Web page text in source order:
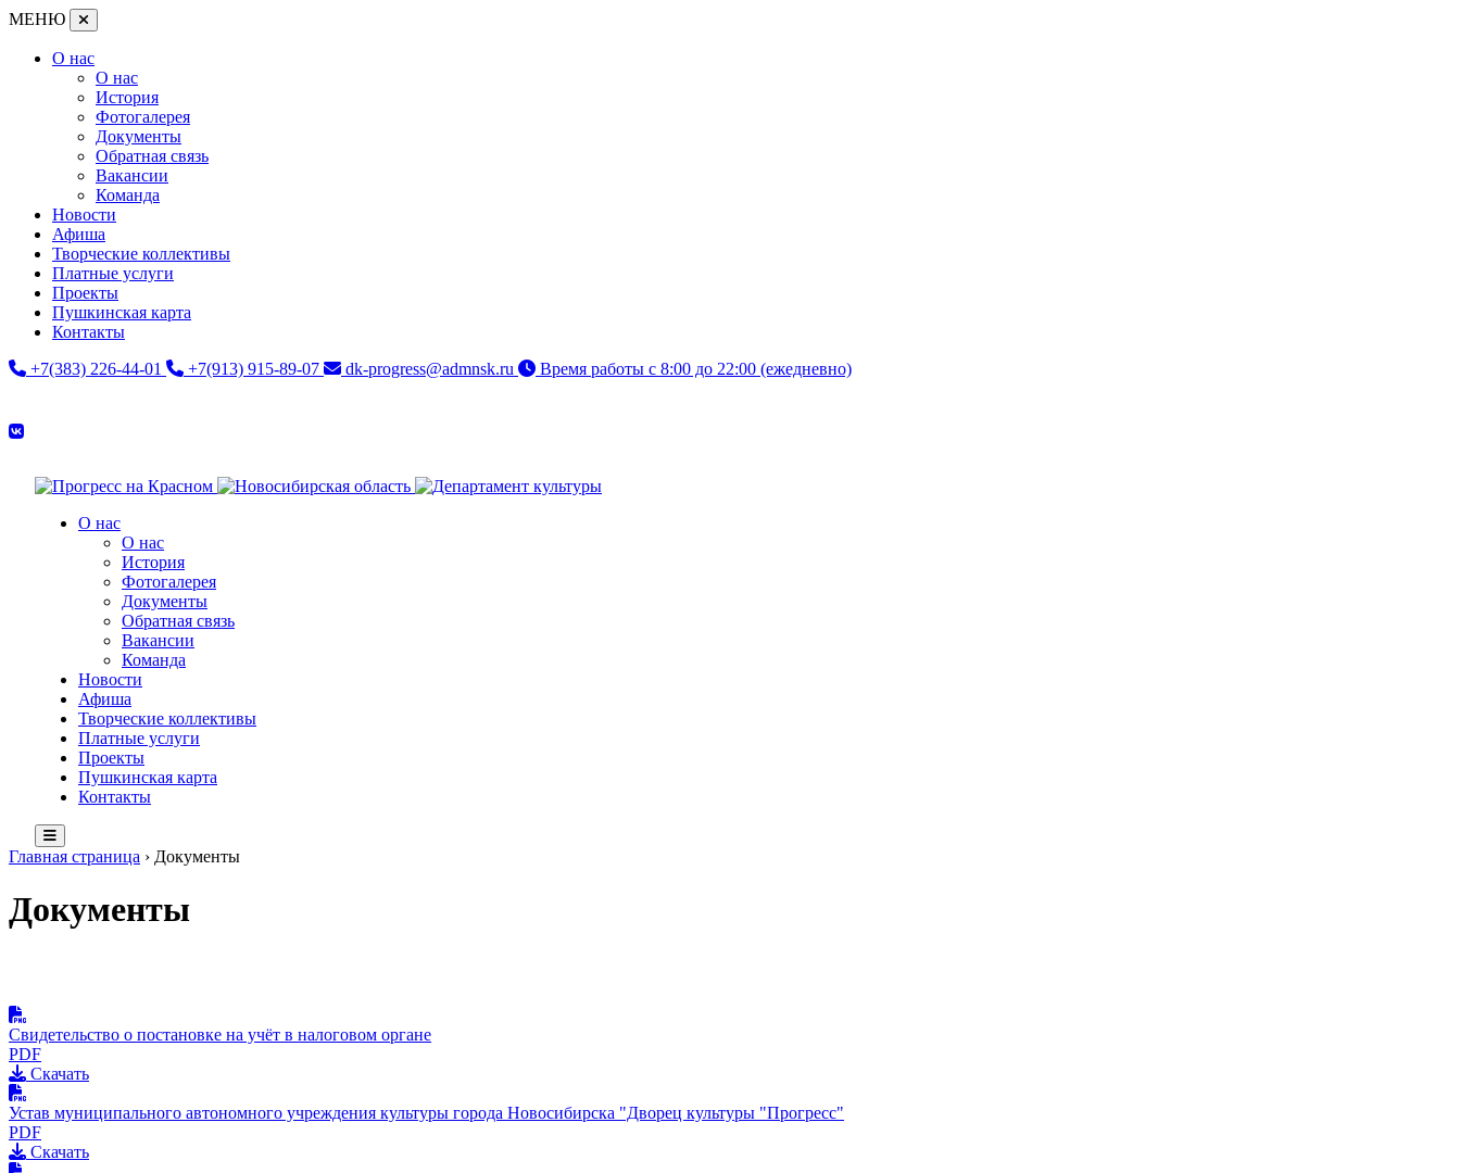
МЕНЮ
О нас
О нас
История
Фотогалерея
Документы
Обратная связь
Вакансии
Команда
Новости
Афиша
Творческие коллективы
Платные услуги
Проекты
Пушкинская карта
Контакты
+7(383) 226-44-01
+7(913) 915-89-07 dk-progress@admnsk.ru Время работы с 8:00 до 22:00 (ежедневно)
О нас
О нас
История
Фотогалерея
Документы
Обратная связь
Вакансии
Команда
Новости
Афиша
Творческие коллективы
Платные услуги
Проекты
Пушкинская карта
Контакты
Главная страница › Документы
Документы
Свидетельство о постановке на учёт в налоговом органе
PDF
Скачать
Устав муниципального автономного учреждения культуры города Новосибирска "Дворец культуры "Прогресс"
PDF
Скачать